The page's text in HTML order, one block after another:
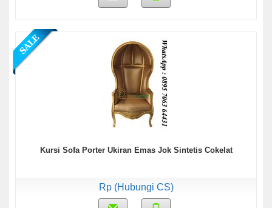
Kursi Sofa Porter Ukiran Emas Jok Sintetis Cokelat
Rp (Hubungi CS)